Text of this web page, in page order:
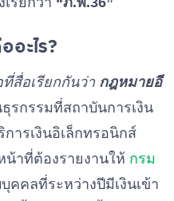
อะไร?
สื่อเรียกกันว่า กฎหมายอี
ธุรกรรมที่สถาบันการเงิน
ารเงินอิเล็กทรอนิกส์
น้าที่ต้องรายงานให้ กรม
คคลที่ระหว่างปีมีเงินเข้า